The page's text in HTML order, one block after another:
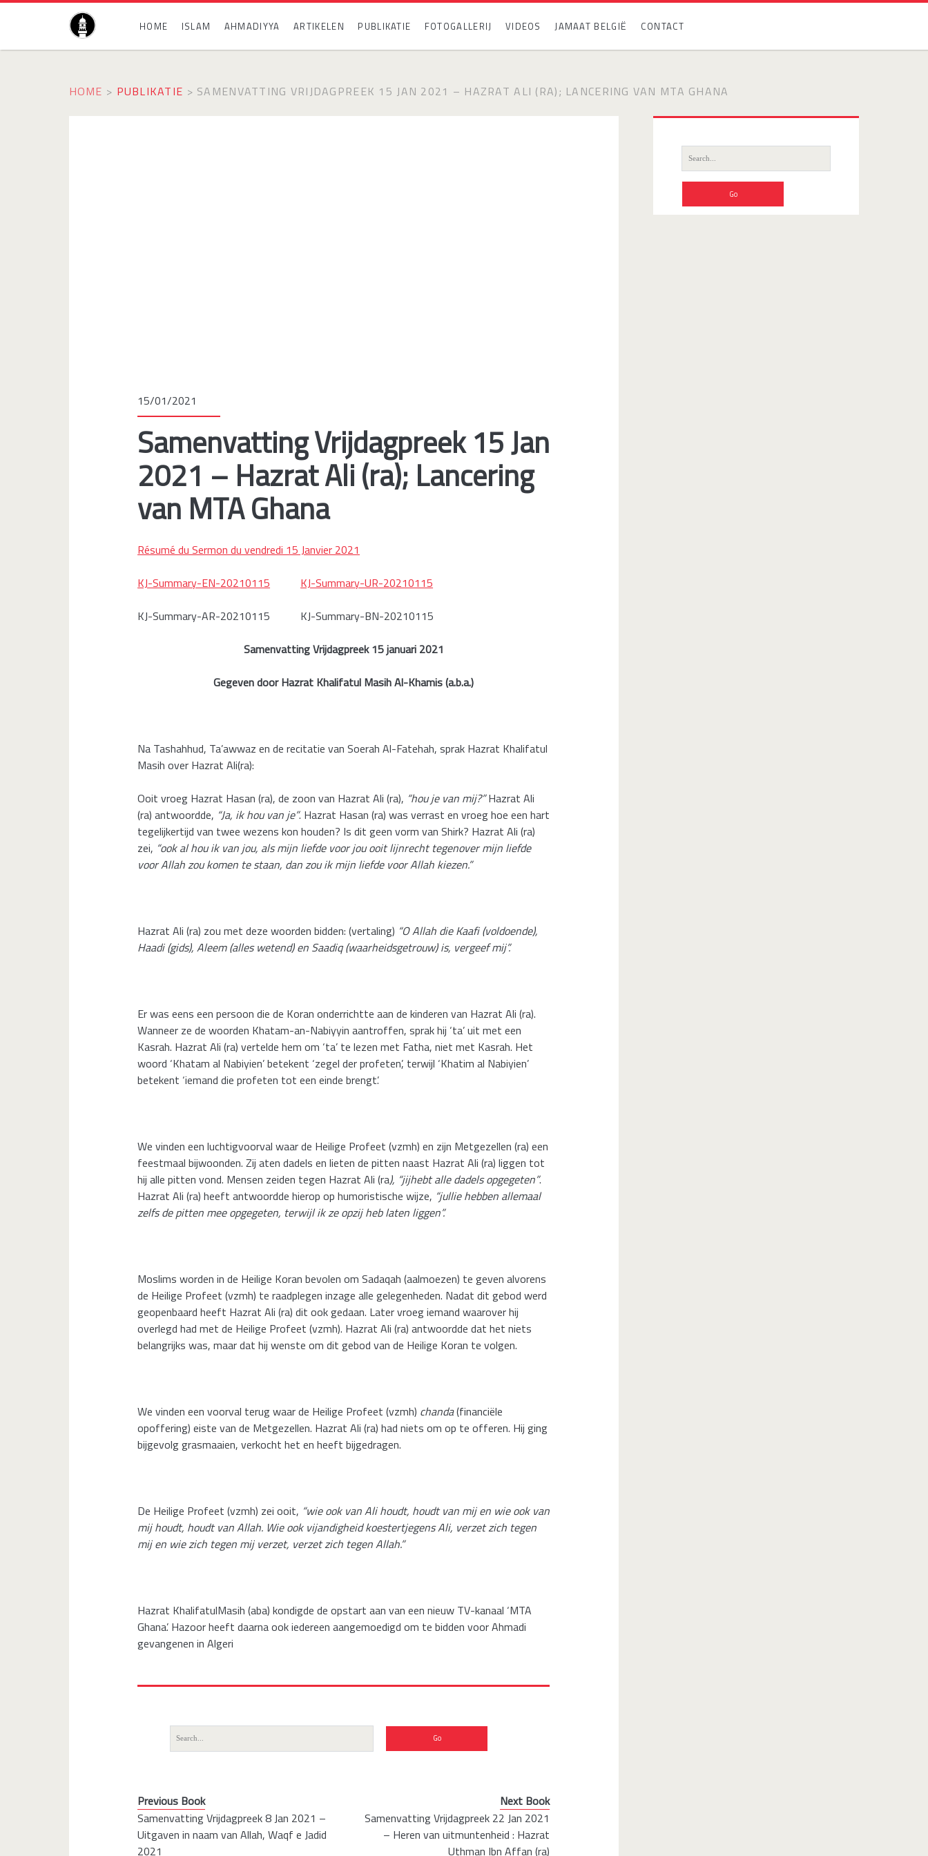
HOME ISLAM AHMADIYYA ARTIKELEN PUBLIKATIE FOTOGALLERIJ VIDEOS JAMAAT BELGIË CONTACT
HOME > PUBLIKATIE > SAMENVATTING VRIJDAGPREEK 15 JAN 2021 – HAZRAT ALI (RA); LANCERING VAN MTA GHANA
15/01/2021
Samenvatting Vrijdagpreek 15 Jan
2021 – Hazrat Ali (ra); Lancering
van MTA Ghana
Résumé du Sermon du vendredi 15 Janvier 2021
KJ-Summary-EN-20210115
KJ-Summary-UR-20210115
KJ-Summary-AR-20210115 KJ-Summary-BN-20210115
Samenvatting Vrijdagpreek 15 januari 2021
Gegeven door Hazrat Khalifatul Masih Al-Khamis (a.b.a.)
Na Tashahhud, Ta’awwaz en de recitatie van Soerah Al-Fatehah, sprak Hazrat Khalifatul
Masih over Hazrat Ali(ra):
Ooit vroeg Hazrat Hasan (ra), de zoon van Hazrat Ali (ra), “hou je van mij?”Hazrat Ali
(ra) antwoordde, “Ja, ik hou van je”. Hazrat Hasan (ra) was verrast en vroeg hoe een hart
tegelijkertijd van twee wezens kon houden? Is dit geen vorm van Shirk? Hazrat Ali (ra)
zei, “ook al hou ik van jou, als mijn liefde voor jou ooit lijnrecht tegenover mijn liefde
voor Allah zou komen te staan, dan zou ik mijn liefde voor Allah kiezen.”
Hazrat Ali (ra) zou met deze woorden bidden: (vertaling) “O Allah die Kaafi (voldoende),
Haadi (gids), Aleem (alles wetend) en Saadiq (waarheidsgetrouw) is, vergeef mij”.
Er was eens een persoon die de Koran onderrichtte aan de kinderen van Hazrat Ali (ra).
Wanneer ze de woorden Khatam-an-Nabiyyin aantroffen, sprak hij ‘ta’ uit met een
Kasrah. Hazrat Ali (ra) vertelde hem om ‘ta’ te lezen met Fatha, niet met Kasrah. Het
woord ‘Khatam al Nabiyien’ betekent ‘zegel der profeten’, terwijl ‘Khatim al Nabiyien’
betekent ‘iemand die profeten tot een einde brengt’.
We vinden een luchtigvoorval waar de Heilige Profeet (vzmh) en zijn Metgezellen (ra) een
feestmaal bijwoonden. Zij aten dadels en lieten de pitten naast Hazrat Ali (ra) liggen tot
hij alle pitten vond. Mensen zeiden tegen Hazrat Ali (ra), “jijhebt alle dadels opgegeten”.
Hazrat Ali (ra) heeft antwoordde hierop op humoristische wijze, “jullie hebben allemaal
zelfs de pitten mee opgegeten, terwijl ik ze opzij heb laten liggen”.
Moslims worden in de Heilige Koran bevolen om Sadaqah (aalmoezen) te geven alvorens
de Heilige Profeet (vzmh) te raadplegen inzage alle gelegenheden. Nadat dit gebod werd
geopenbaard heeft Hazrat Ali (ra) dit ook gedaan. Later vroeg iemand waarover hij
overlegd had met de Heilige Profeet (vzmh). Hazrat Ali (ra) antwoordde dat het niets
belangrijks was, maar dat hij wenste om dit gebod van de Heilige Koran te volgen.
We vinden een voorval terug waar de Heilige Profeet (vzmh) chanda(financiële
opoffering) eiste van de Metgezellen. Hazrat Ali (ra) had niets om op te offeren. Hij ging
bijgevolg grasmaaien, verkocht het en heeft bijgedragen.
De Heilige Profeet (vzmh) zei ooit, “wie ook van Ali houdt, houdt van mij en wie ook van
mij houdt, houdt van Allah. Wie ook vijandigheid koestertjegens Ali, verzet zich tegen
mij en wie zich tegen mij verzet, verzet zich tegen Allah.”
Hazrat KhalifatulMasih (aba) kondigde de opstart aan van een nieuw TV-kanaal ‘MTA
Ghana’. Hazoor heeft daarna ook iedereen aangemoedigd om te bidden voor Ahmadi
gevangenen in Algeri
Search
for:
Previous Book
Samenvatting Vrijdagpreek 8 Jan 2021 –
Uitgaven in naam van Allah, Waqf e Jadid
2021
Next Book
Samenvatting Vrijdagpreek 22 Jan 2021
– Heren van uitmuntenheid : Hazrat
Uthman Ibn Affan (ra)
Search
for: